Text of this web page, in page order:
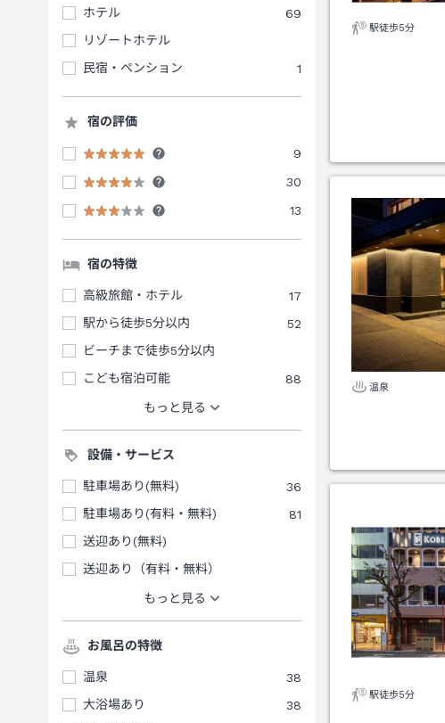
ホテル
69
リゾートホテル
民宿・ペンション
1
宿の評価
9
30
13
宿の特徴
高級旅館・ホテル
17
駅から徒歩5分以内
52
ビーチまで徒歩5分以内
こども宿泊可能
88
もっと見る
設備・サービス
駐車場あり(無料)
36
駐車場あり(有料・無料)
81
送迎あり(無料)
送迎あり（有料・無料）
もっと見る
お風呂の特徴
温泉
38
大浴場あり
38
駅徒歩5分
温泉
駅徒歩5分